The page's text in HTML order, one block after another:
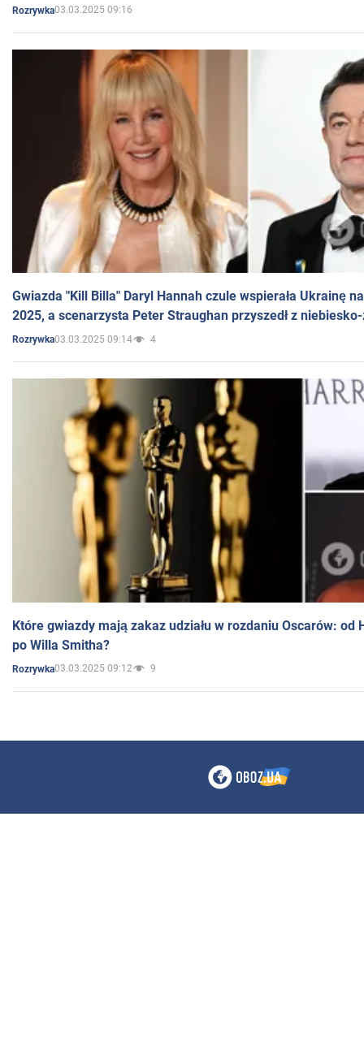
Rozrywka03.03.2025 09:16
Gwiazda "Kill Billa" Daryl Hannah czule wspierała Ukrainę
2025, a scenarzysta Peter Straughan przyszedł z
Rozrywka03.03.2025 09:14 4
Które gwiazdy mają zakaz udziału w rozdaniu Oscarów: od
po Willa Smitha?
Rozrywka03.03.2025 09:12 9